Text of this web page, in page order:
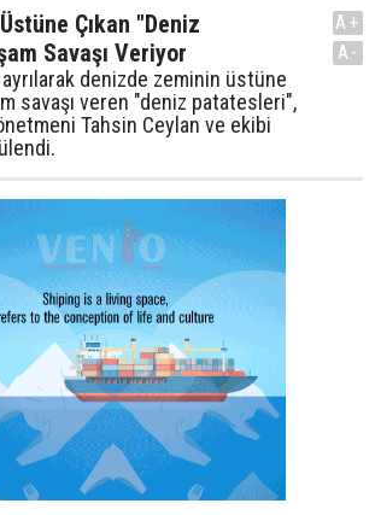
Çıkan "Deniz
Savaşı Veriyor
denizde zeminin üstüne
savaşı veren "deniz patatesleri",
Tahsin Ceylan ve ekibi
A+
A-